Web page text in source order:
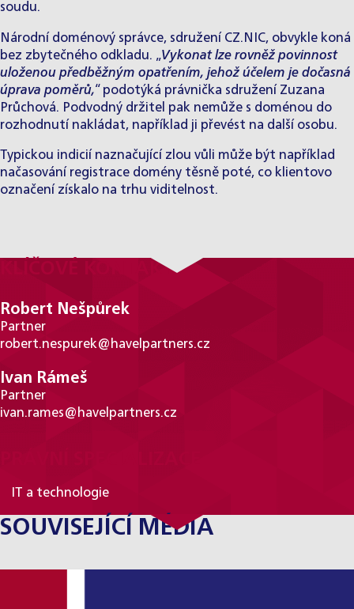
soudu.
Národní doménový správce, sdružení CZ.NIC, obvykle koná
bez zbytečného odkladu. „Vykonat lze rovněž povinnost
uloženou předběžným opatřením, jehož účelem je dočasná
úprava poměrů,“ podotýká právnička sdružení Zuzana
Průchová. Podvodný držitel pak nemůže s doménou do
rozhodnutí nakládat, například ji převést na další osobu.
Typickou indicií naznačující zlou vůli může být například
načasování registrace domény těsně poté, co klientovo
označení získalo na trhu viditelnost.
KLÍČOVÉ KONTAKTY
Robert Nešpůrek
Partner
robert.nespurek@havelpartners.cz
Ivan Rámeš
Partner
ivan.rames@havelpartners.cz
IT a technologie
SOUVISEJÍCÍ MÉDIA